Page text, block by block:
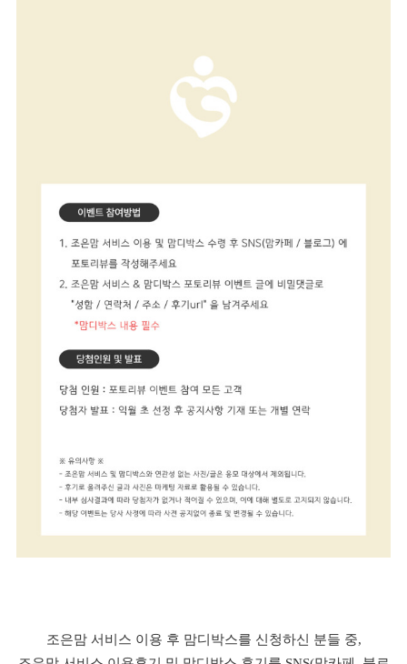
조은맘 서비스 이용 후 맘디박스를 신청하신 분들 중,